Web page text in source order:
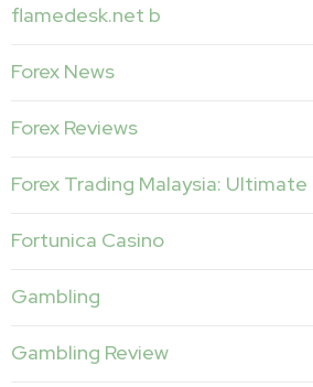
flamedesk.net b
Forex News
Forex Reviews
Forex Trading Malaysia:
Fortunica Casino
Gambling
Gambling Review